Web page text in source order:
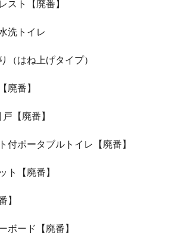
スト【廃番】
洗トイレ
（はね上げタイプ）
廃番】
【廃番】
付ポータブルトイレ【廃番】
ト【廃番】
】
ボード【廃番】